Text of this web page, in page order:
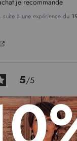
, suite à une expérience du
5/5
, suite à une expérience du